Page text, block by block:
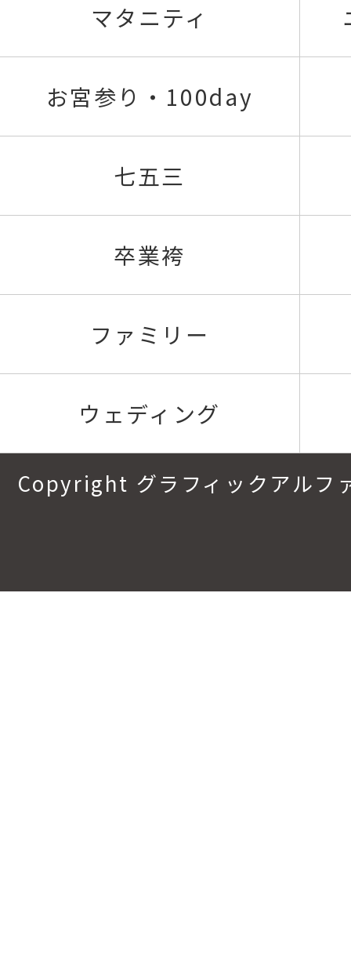
マタニティ
お宮参り・100day
七五三
卒業袴
ファミリー
ウェディング
Copyright グラフィックアル